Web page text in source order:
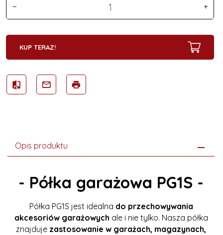
KUP TERAZ!
Opis produktu
- Półka garażowa PG1S -
Półka PG1S jest idealna do przechowywania
akcesoriów garażowych ale i nie tylko. Nasza półka
znajduje zastosowanie w garażach, magazynach,